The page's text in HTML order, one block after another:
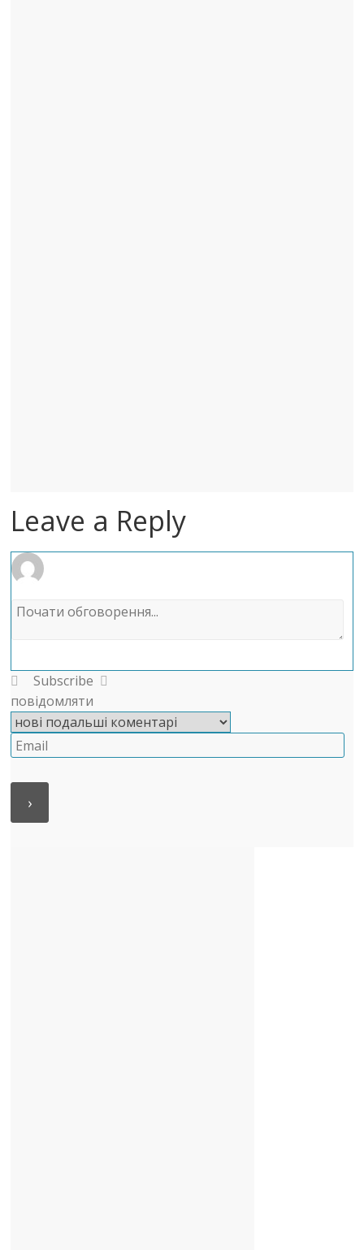
Leave a Reply
Subscribe
повідомляти